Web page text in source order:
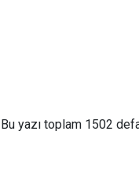
Bu yazı toplam 1502